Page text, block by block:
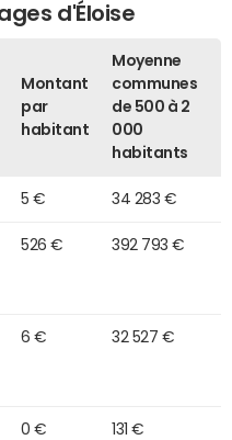
d'Éloise
Montant
par
habitant
Moyenne
communes
de 500 à 2
000
habitants
5 € 34 283 €
526 € 392 793 €
6 € 32 527 €
0 € 131 €